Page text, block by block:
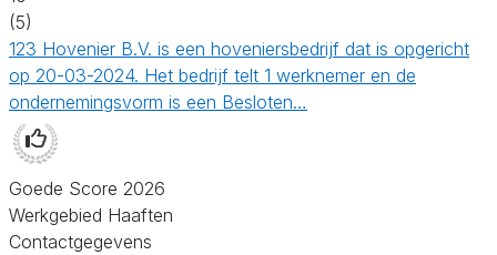
(5)
123 Hovenier B.V. is een hoveniersbedrijf dat is opgericht
op 20-03-2024. Het bedrijf telt 1 werknemer en de
ondernemingsvorm is een Besloten…
Goede Score 2026
Werkgebied Haaften
Contactgegevens